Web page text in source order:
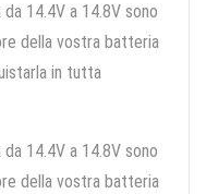
14.4V a 14.8V sono
della vostra batteria
in tutta
14.4V a 14.8V sono
della vostra batteria